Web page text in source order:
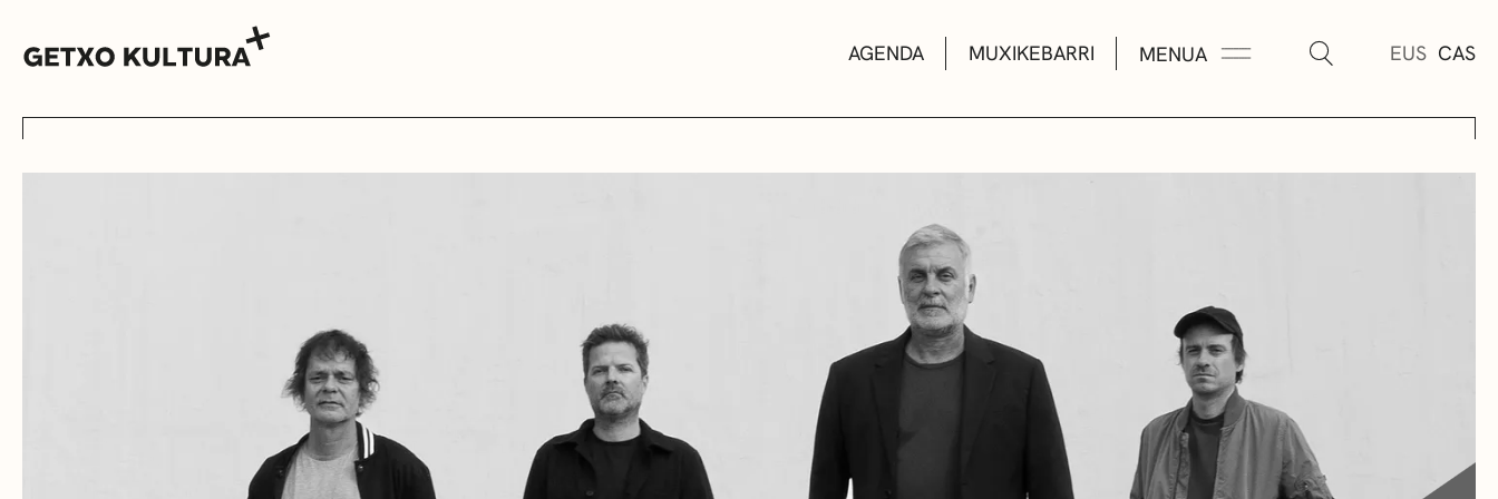
AGENDA MUXIKEBARRI MENUA EUS CAS
MUXIKEBARRI
KONTAKTUA
KULTUR ETXEAK
LIBURUTEGIAK
MUSIKA ESKOLA